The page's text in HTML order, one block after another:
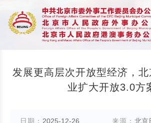
发展更高层次开放型经济，
业扩大开放3.0方
日期： 2025-12-26 来源： 北京